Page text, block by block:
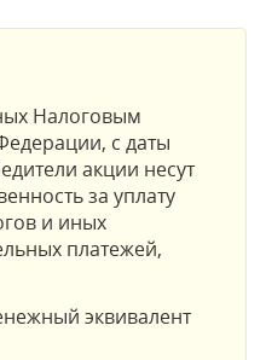
Налоговым
с даты
акции несут
за уплату
и иных
платежей,
эквивалент